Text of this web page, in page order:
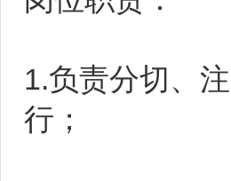
1.负责分切、
行；